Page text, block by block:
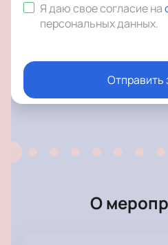
Я даю свое согласие на
персональных данных.
Отправить
О